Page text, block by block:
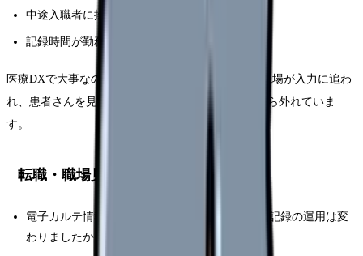
中途入職者に操作研修とフォロー担当があるか
記録時間が勤務時間内に確保されているか
医療DXで大事なのは、システム名より運用です。現場が入力に追わ
れ、患者さんを見る時間が減るなら、本来の目的から外れていま
す。
転職・職場見学で聞く質問
電子カルテ情報共有や医療DXに関連して、看護記録の運用は変
わりましたか？